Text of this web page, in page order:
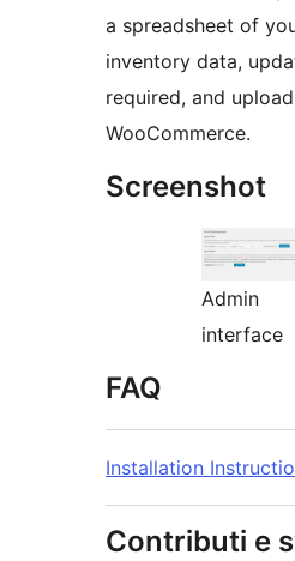
a spreadsheet of
inventory data,
required, and
WooCommerce.
Screenshot
Admin
interface
FAQ
Installation
Contributi e